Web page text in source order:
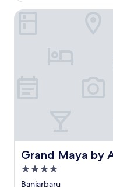
ulasan)
Grand Maya by
Grand Maya by
Properti
bintang
Banjarbaru
Grand Maya by